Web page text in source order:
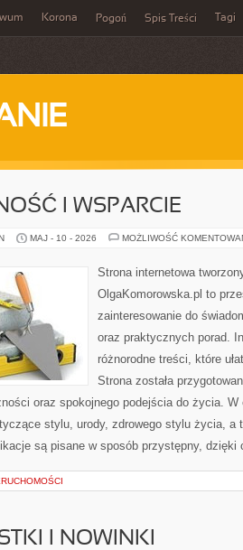
Korona Pogoń Spis Treści Tagi
I WSPARCIE
MAJ - 10 - 2026 MOŻLIWOŚĆ
Strona internetowa
OlgaKomorowska.pl to
zainteresowanie do
oraz praktycznych porad.
różnorodne treści, które
Strona została
oraz spokojnego podejścia do życia. W
stylu, urody, zdrowego stylu życia, a
są pisane w sposób przystępny,
I NOWINKI